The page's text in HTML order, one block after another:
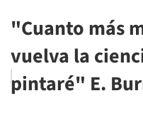
"Cuanto más
vuelva la
pintaré" E.